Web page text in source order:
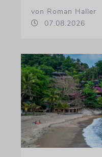
von Roman Haller
07.08.2026